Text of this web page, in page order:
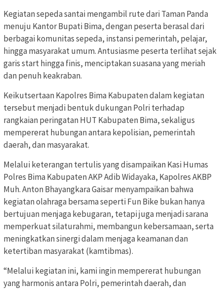
Kegiatan sepeda santai mengambil rute dari Taman Panda
menuju Kantor Bupati Bima, dengan peserta berasal dari
berbagai komunitas sepeda, instansi pemerintah, pelajar,
hingga masyarakat umum. Antusiasme peserta terlihat sejak
garis start hingga finis, menciptakan suasana yang meriah
dan penuh keakraban.
Keikutsertaan Kapolres Bima Kabupaten dalam kegiatan
tersebut menjadi bentuk dukungan Polri terhadap
rangkaian peringatan HUT Kabupaten Bima, sekaligus
mempererat hubungan antara kepolisian, pemerintah
daerah, dan masyarakat.
Melalui keterangan tertulis yang disampaikan Kasi Humas
Polres Bima Kabupaten AKP Adib Widayaka, Kapolres AKBP
Muh. Anton Bhayangkara Gaisar menyampaikan bahwa
kegiatan olahraga bersama seperti Fun Bike bukan hanya
bertujuan menjaga kebugaran, tetapi juga menjadi sarana
memperkuat silaturahmi, membangun kebersamaan, serta
meningkatkan sinergi dalam menjaga keamanan dan
ketertiban masyarakat (kamtibmas).
“Melalui kegiatan ini, kami ingin mempererat hubungan
yang harmonis antara Polri, pemerintah daerah, dan